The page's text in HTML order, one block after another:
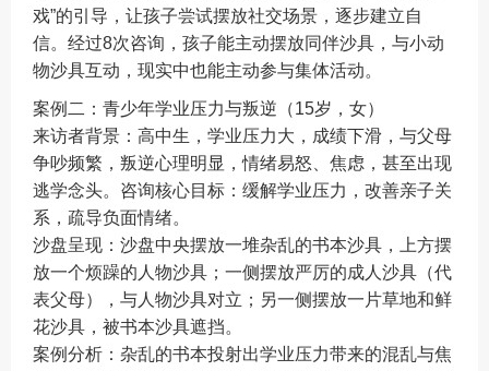
戏”的引导，让孩子尝试摆放社交场景，逐步建立自
信。经过8次咨询，孩子能主动摆放同伴沙具，与小动
物沙具互动，现实中也能主动参与集体活动。
案例二：青少年学业压力与叛逆（15岁，女）
来访者背景：高中生，学业压力大，成绩下滑，与父母
争吵频繁，叛逆心理明显，情绪易怒、焦虑，甚至出现
逃学念头。咨询核心目标：缓解学业压力，改善亲子关
系，疏导负面情绪。
沙盘呈现：沙盘中央摆放一堆杂乱的书本沙具，上方摆
放一个烦躁的人物沙具；一侧摆放严厉的成人沙具（代
表父母），与人物沙具对立；另一侧摆放一片草地和鲜
花沙具，被书本沙具遮挡。
案例分析：杂乱的书本投射出学业压力带来的混乱与焦